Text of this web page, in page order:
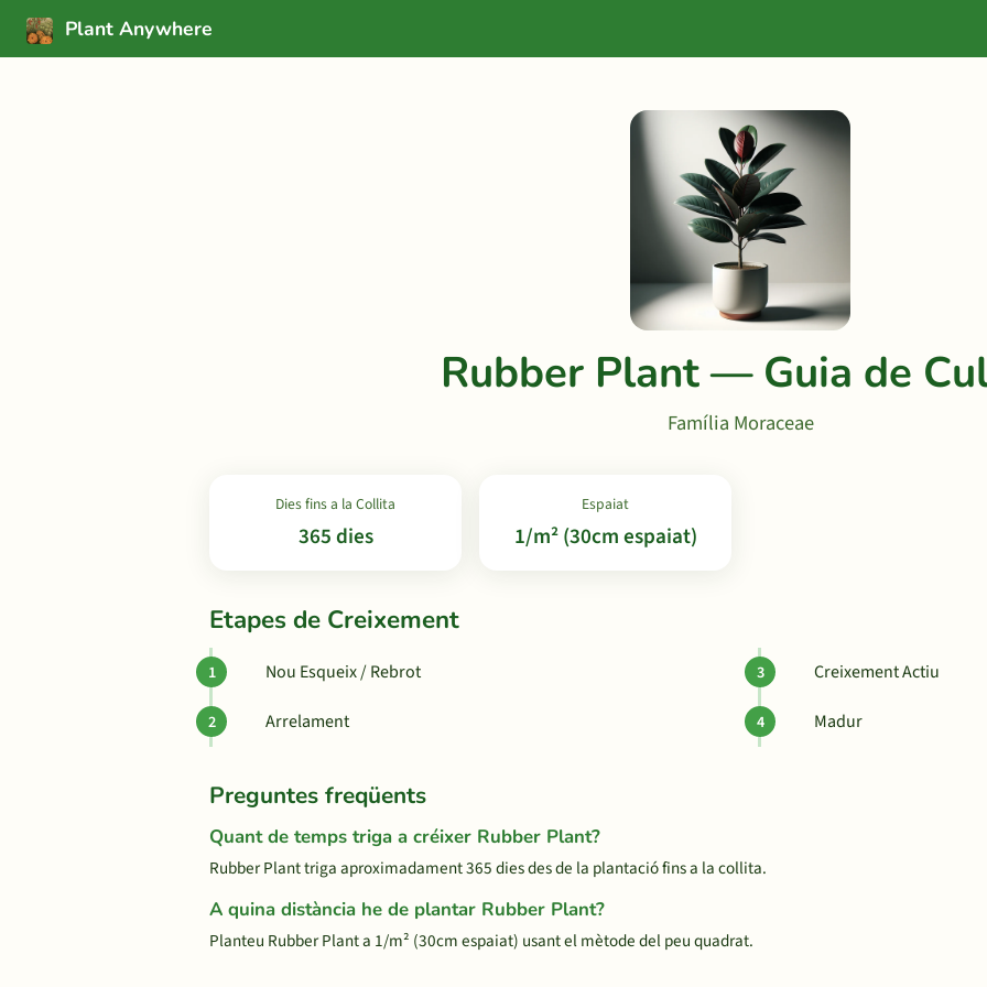
Plant Anywhere
Rubber Plant — Guia de
Família Moraceae
Dies fins a la Collita
365 dies
Espaiat
1/m² (30cm espaiat)
Etapes de Creixement
Nou Esqueix / Rebrot
Arrelament
Creixement Actiu
Madur
Preguntes freqüents
Quant de temps triga a créixer Rubber Plant?
Rubber Plant triga aproximadament 365 dies des de la plantació fins a la collita.
A quina distància he de plantar Rubber Plant?
Planteu Rubber Plant a 1/m² (30cm espaiat) usant el mètode del peu quadrat.